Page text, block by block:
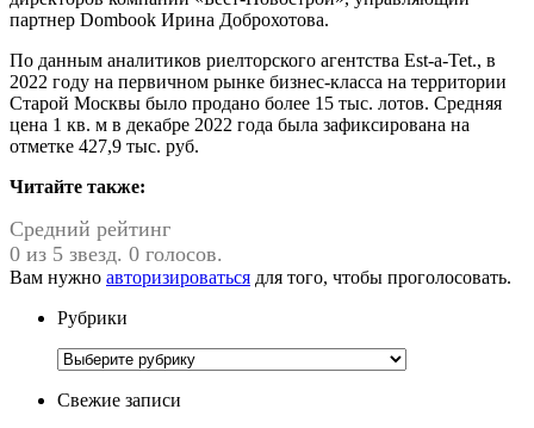
партнер Dombook Ирина Доброхотова.
По данным аналитиков риелторского агентства Est-a-Tet., в
2022 году на первичном рынке бизнес-класса на территории
Старой Москвы было продано более 15 тыс. лотов. Средняя
цена 1 кв. м в декабре 2022 года была зафиксирована на
отметке 427,9 тыс. руб.
Читайте также:
Средний рейтинг
0 из 5 звезд. 0 голосов.
Вам нужно авторизироваться для того, чтобы проголосовать.
Рубрики
Рубрики
Свежие записи